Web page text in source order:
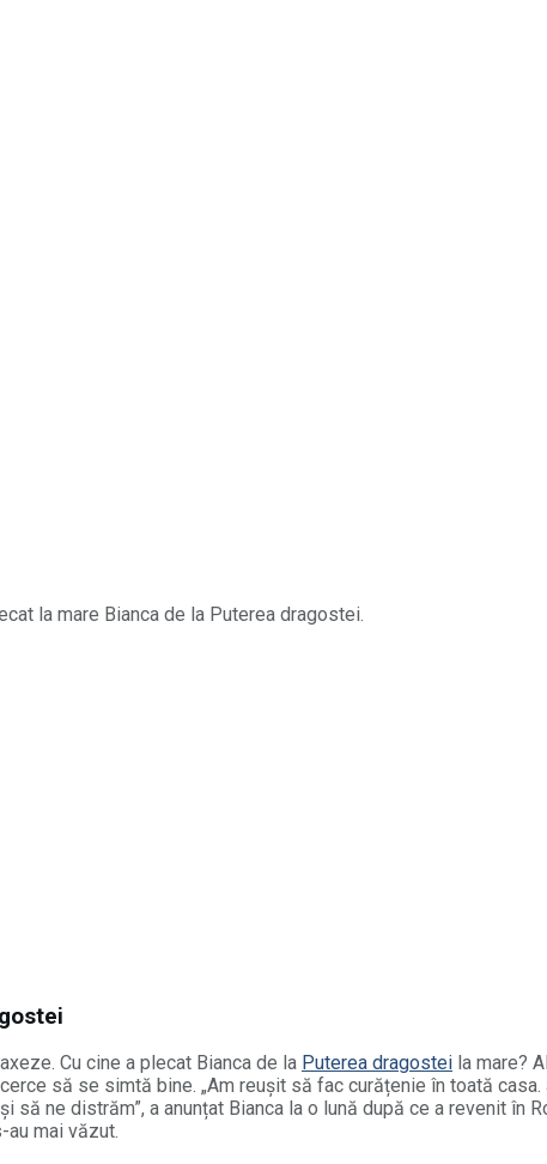
la mare Bianca de la Puterea dragostei.
Cu cine a plecat Bianca de la Puterea dragostei la mare?
să se simtă bine. „Am reușit să fac curățenie în toată
să ne distrăm”, a anunțat Bianca la o lună după ce a revenit în
au mai văzut.